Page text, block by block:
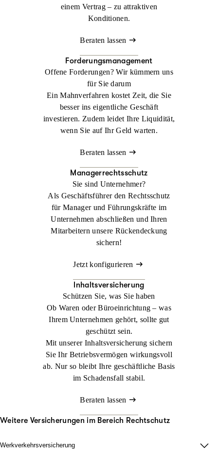
einem Vertrag – zu attraktiven
Konditionen.
Beraten lassen
Forderungsmanagement
Offene Forderungen? Wir kümmern uns
für Sie darum
Ein Mahnverfahren kostet Zeit, die Sie
besser ins eigentliche Geschäft
investieren. Zudem leidet Ihre Liquidität,
wenn Sie auf Ihr Geld warten.
Beraten lassen
Managerrechtsschutz
Sie sind Unternehmer?
Als Geschäftsführer den Rechtsschutz
für Manager und Führungskräfte im
Unternehmen abschließen und Ihren
Mitarbeitern unsere Rückendeckung
sichern!
Jetzt konfigurieren
Inhaltsversicherung
Schützen Sie, was Sie haben
Ob Waren oder Büroeinrichtung – was
Ihrem Unternehmen gehört, sollte gut
geschützt sein.
Mit unserer Inhaltsversicherung sichern
Sie Ihr Betriebsvermögen wirkungsvoll
ab. Nur so bleibt Ihre geschäftliche Basis
im Schadensfall stabil.
Beraten lassen
Weitere Versicherungen im Bereich Rechtschutz
Werkverkehrsversicherung